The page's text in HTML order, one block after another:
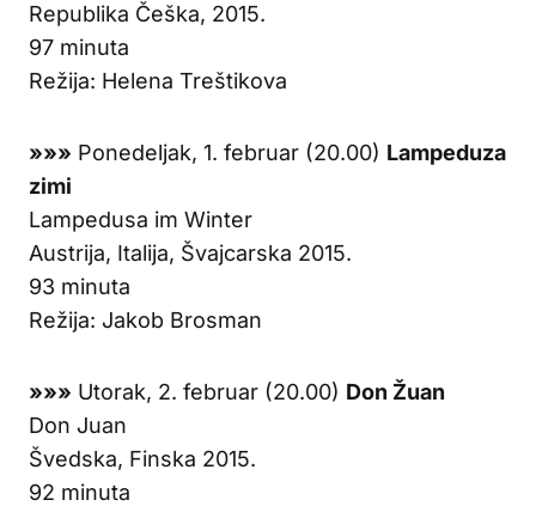
Republika Češka, 2015.
97 minuta
Režija: Helena Treštikova
»»» Ponedeljak, 1. februar (20.00) Lampeduza
zimi
Lampedusa im Winter
Austrija, Italija, Švajcarska 2015.
93 minuta
Režija: Jakob Brosman
»»» Utorak, 2. februar (20.00) Don Žuan
Don Juan
Švedska, Finska 2015.
92 minuta